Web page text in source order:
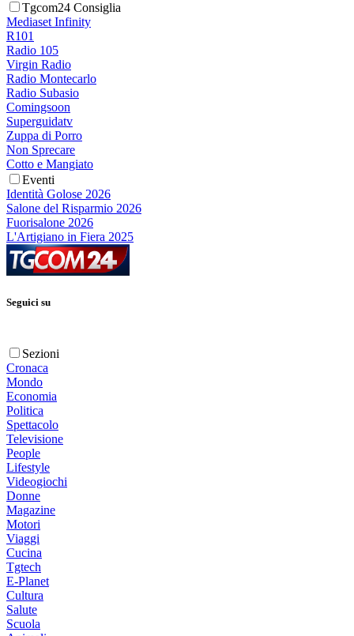
Tgcom24 Consiglia
Mediaset Infinity
R101
Radio 105
Virgin Radio
Radio Montecarlo
Radio Subasio
Comingsoon
Superguidatv
Zuppa di Porro
Non Sprecare
Cotto e Mangiato
Eventi
Identità Golose 2026
Salone del Risparmio 2026
Fuorisalone 2026
L'Artigiano in Fiera 2025
Seguici su
Sezioni
Cronaca
Mondo
Economia
Politica
Spettacolo
Televisione
People
Lifestyle
Videogiochi
Donne
Magazine
Motori
Viaggi
Cucina
Tgtech
E-Planet
Cultura
Salute
Scuola